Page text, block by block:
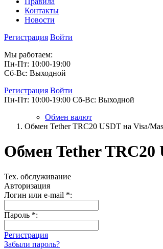
Контакты
Новости
Регистрация Войти
Мы работаем:
Пн-Пт: 10:00-19:00
Сб-Вс: Выходной
Регистрация Войти
Пн-Пт: 10:00-19:00 Сб-Вс: Выходной
Обмен валют
Обмен Tether TRC20 USDT на Visa/
Обмен Tether TRC20
Тех. обслуживание
Авторизация
Логин или e-mail *:
Пароль *:
Регистрация
Забыли пароль?